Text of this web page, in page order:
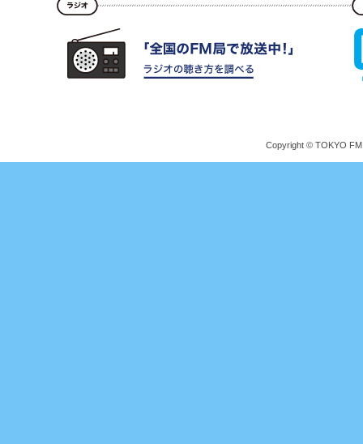
Copyright © TOKYO